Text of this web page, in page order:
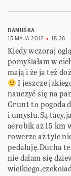
DANUŚKA
15 MAJA 2012
18:26
Kiedy wczoraj
pomyślałam w
mają i że ja też
I jeszcze
nauczyć się na
Grunt to pogoda
i umysłu.Są
aerobik aż 15 km
rowerze aż tyle
pedałuję.Ducha
nie dałam się